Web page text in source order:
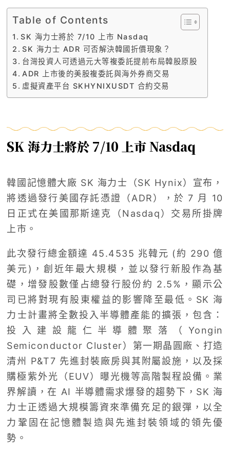
Table of Contents
SK 海力士將於 7/10 上市 Nasdaq
SK 海力士 ADR 可否解決韓國折價現象？
台灣投資人可透過元大等複委託提前布局韓股原股
ADR 上市後的美股複委託與海外券商交易
虛擬資產平台 SKHYNIXUSDT 合約交易
SK 海力士將於 7/10 上市 Nasdaq
韓國記憶體大廠 SK 海力士（SK Hynix）宣布，
將透過發行美國存託憑證（ADR），於 7 月 10
日正式在美國那斯達克（Nasdaq）交易所掛牌
上市。
此次發行總金額達 45.4535 兆韓元 (約 290 億
美元)，創近年最大規模，並以發行新股作為基
礎，增發股數僅占總發行股份約 2.5%，顯示公
司已將對現有股東權益的影響降至最低。SK 海
力士計畫將全數投入半導體產能的擴張，包含：
投入建設龍仁半導體聚落（Yongin
Semiconductor Cluster）第一期晶圓廠、打造
清州 P&T7 先進封裝廠房與其附屬設施，以及採
購極紫外光（EUV）曝光機等高階製程設備。業
界解讀，在 AI 半導體需求爆發的趨勢下，SK 海
力士正透過大規模籌資來準備充足的銀彈，以全
力鞏固在記憶體製造與先進封裝領域的領先優
勢。